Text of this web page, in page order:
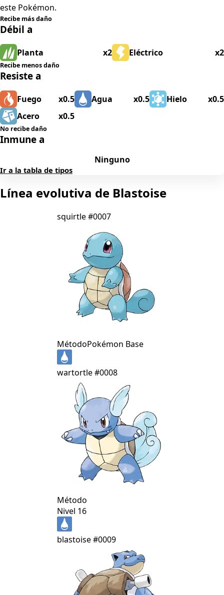
este Pokémon.
Recibe más daño
Débil a
Planta x2 Eléctrico x2
Recibe menos daño
Resiste a
Fuego x0.5 Agua x0.5 Hielo
x0.5
Acero
x0.5
No recibe daño
Inmune a
Ninguno
Ir a la tabla de tipos
Línea evolutiva de Blastoise
squirtle#0007
MétodoPokémon Base
wartortle#0008
Método
Nivel 16
blastoise#0009